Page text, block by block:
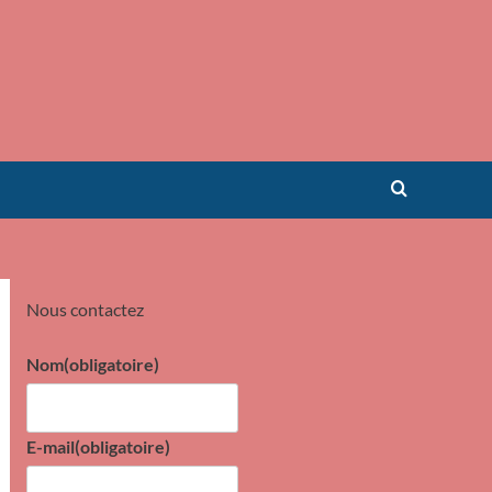
Nous contactez
Nom(obligatoire)
E-mail(obligatoire)